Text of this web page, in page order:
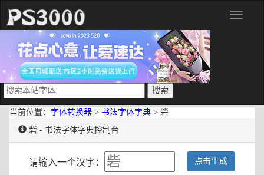
分
当前位置： 字体转换器 > 书法字体字典 > 砦
砦 - 书法字体字典控制台
请输入一个汉字： 点击生成